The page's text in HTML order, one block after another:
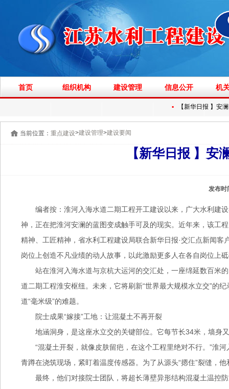
首页 组织机构 建设管理 信息公开 机
【新华日报 】安澜
当前位置： 重点建设>建设管理>建设要闻
【新华日报 】安
发布时
编者按：淮河入海水道二期工程开工建设以来，广大水利建
神，正在把淮河安澜的蓝图变成触手可及的现实。近年来，该工
精神、工匠精神，省水利工程建设局联合新华日报·交汇点新闻
岗位上创造不凡业绩的动人故事，以此激励更多人在各自岗位上
站在淮河入海水道与京杭大运河的交汇处，一座绵延数百
道二期工程淮安枢纽。未来，它将刷新“世界最大规模水立交”的
道“毫米级”的难题。
院士成果“嫁接”工地：让混凝土不再开裂
地涵洞身，是这座水立交的关键部位。它每节长34米，墙身
“混凝土开裂，就像皮肤留疤，在这个工程里绝对不行。”淮
青蹲在浇筑现场，紧盯着温度传感器。为了从源头“摁住”裂缝，
最终，他们对接院士团队，将超长薄壁异形结构混凝土温控